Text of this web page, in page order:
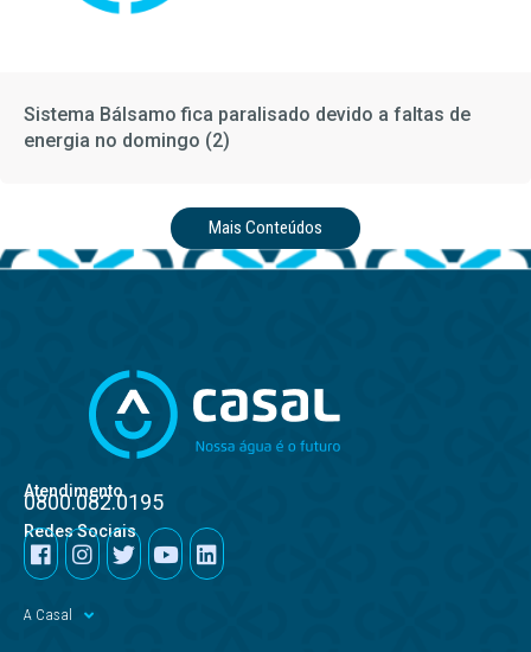
Sistema Bálsamo fica paralisado devido a faltas de
energia no domingo (2)
Mais Conteúdos
Atendimento
0800.082.0195
Redes Sociais
A Casal